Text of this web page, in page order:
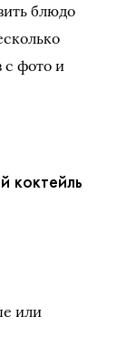
блюдо
с фото и
коктейль
или